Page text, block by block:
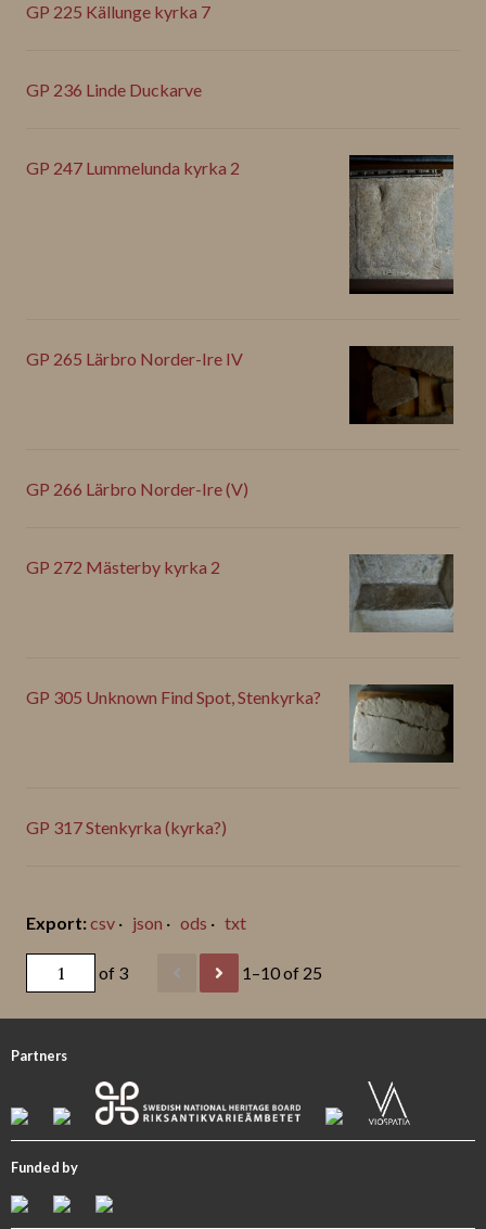
GP 225 Källunge kyrka 7
GP 236 Linde Duckarve
GP 247 Lummelunda kyrka 2
GP 265 Lärbro Norder-Ire IV
GP 266 Lärbro Norder-Ire (V)
GP 272 Mästerby kyrka 2
GP 305 Unknown Find Spot, Stenkyrka?
GP 317 Stenkyrka (kyrka?)
csv json ods txt
of 3 1–10 of 25
Partners
Funded by